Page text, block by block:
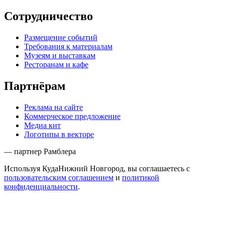
Сотрудничество
Размещение событий
Требования к материалам
Музеям и выставкам
Ресторанам и кафе
Партнёрам
Реклама на сайте
Коммерческое предложение
Медиа кит
Логотипы в векторе
— партнер Рамблера
Используя КудаНижний Новгород, вы соглашаетесь с
пользовательским соглашением и политикой
конфиденциальности.